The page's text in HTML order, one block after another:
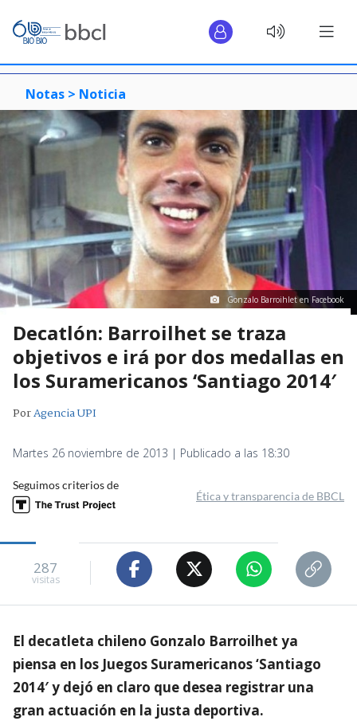
Notas > Noticia
Gonzalo Barroihlet en Facebook
Decatlón: Barroilhet se traza
objetivos e irá por dos medallas en
los Suramericanos ‘Santiago 2014′
PorAgencia UPI
Martes 26 noviembre de 2013 | Publicado a las 18:30
Seguimos criterios de
Ética y transparencia de BBCL
287
visitas
El decatleta chileno Gonzalo Barroilhet ya
piensa en los Juegos Suramericanos ‘Santiago
2014′ y dejó en claro que desea registrar una
gran actuación en la justa deportiva.